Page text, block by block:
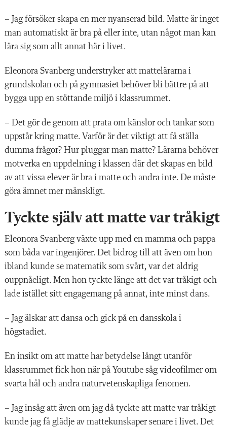
– Jag försöker skapa en mer nyanserad bild. Matte är inget
man automatiskt är bra på eller inte, utan något man kan
lära sig som allt annat här i livet.
Eleonora Svanberg understryker att mattelärarna i
grundskolan och på gymnasiet behöver bli bättre på att
bygga upp en stöttande miljö i klassrummet.
– Det gör de genom att prata om känslor och tankar som
uppstår kring matte. Varför är det viktigt att få ställa
dumma frågor? Hur pluggar man matte? Lärarna behöver
motverka en uppdelning i klassen där det skapas en bild
av att vissa elever är bra i matte och andra inte. De måste
göra ämnet mer mänskligt.
Tyckte själv att matte var tråkigt
Eleonora Svanberg växte upp med en mamma och pappa
som båda var ingenjörer. Det bidrog till att även om hon
ibland kunde se matematik som svårt, var det aldrig
ouppnåeligt. Men hon tyckte länge att det var tråkigt och
lade istället sitt engagemang på annat, inte minst dans.
– Jag älskar att dansa och gick på en dansskola i
högstadiet.
En insikt om att matte har betydelse långt utanför
klassrummet fick hon när på Youtube såg videofilmer om
svarta hål och andra naturvetenskapliga fenomen.
– Jag insåg att även om jag då tyckte att matte var tråkigt
kunde jag få glädje av mattekunskaper senare i livet. Det